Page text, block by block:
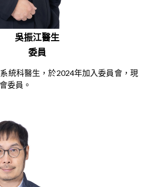
吳振江醫生
委員
統科醫生，於2024年加入委員會，現
委員。